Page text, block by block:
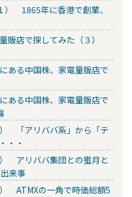
） 1865年に香港で創業、
販店で探してみた（３）
ある中国株、家電量販店で
ある中国株、家電量販店で
「アリババ系」から「テ
・・
アリババ集団との蜜月と
来事
ATMXの一角で時価総額5